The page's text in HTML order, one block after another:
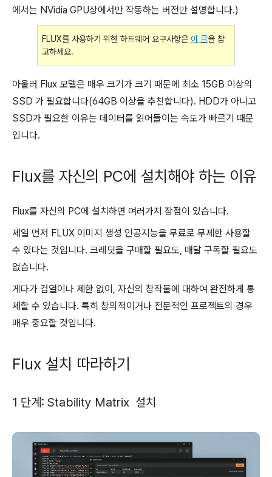
에서는 NVidia GPU상에서만 작동하는 버전만 설명합니다.)
FLUX를 사용하기 위한 하드웨어 요구사항은 이 글을 참
고하세요.
아울러 Flux 모델은 매우 크기가 크기 때문에 최소 15GB 이상의
SSD 가 필요합니다(64GB 이상을 추천합니다). HDD가 아니고
SSD가 필요한 이유는 데이터를 읽어들이는 속도가 빠르기 때문
입니다.
Flux를 자신의 PC에 설치해야 하는 이유
Flux를 자신의 PC에 설치하면 여러가지 장점이 있습니다.
제일 먼저 FLUX 이미지 생성 인공지능을 무료로 무제한 사용할
수 있다는 것입니다. 크레딧을 구매할 필요도, 매달 구독할 필요도
없습니다.
게다가 검열이나 제한 없이, 자신의 창작물에 대하여 완전하게 통
제할 수 있습니다. 특히 창의적이거나 전문적인 프로젝트의 경우
매우 중요할 것입니다.
Flux 설치 따라하기
1 단계: Stability Matrix 설치